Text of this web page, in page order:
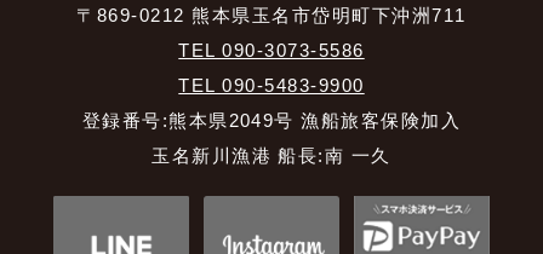
〒869-0212 熊本県玉名市岱明町下沖洲711
TEL 090-3073-5586
TEL 090-5483-9900
登録番号:熊本県2049号 漁船旅客保険加入
玉名新川漁港 船長:南 一久